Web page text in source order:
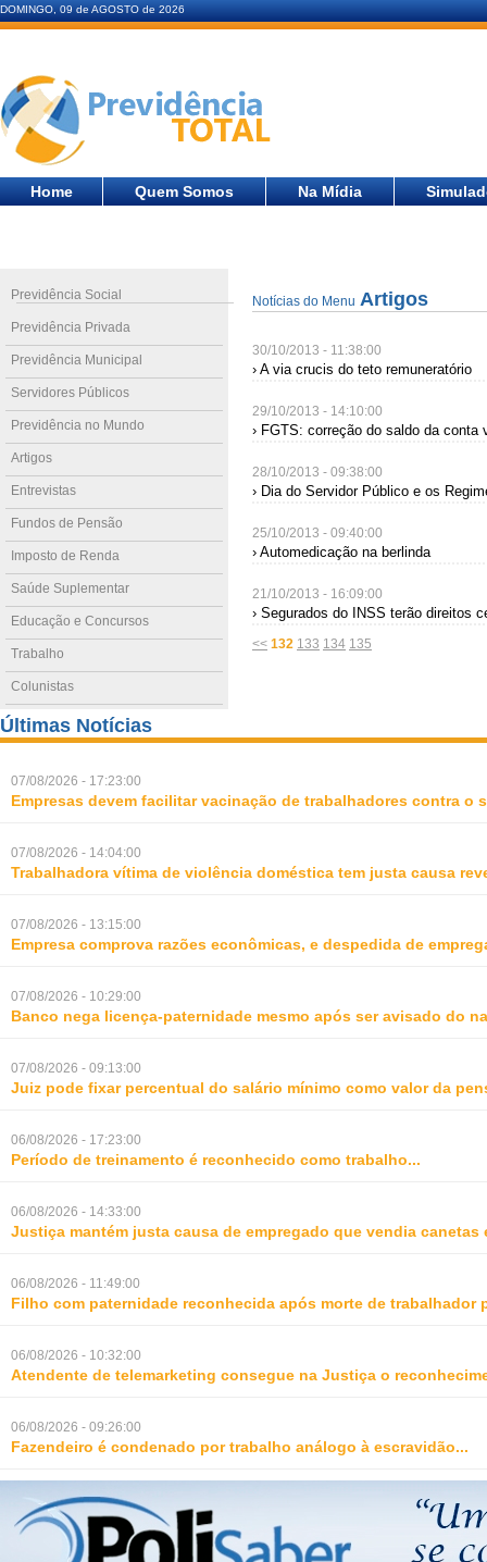
DOMINGO, 09 de AGOSTO de 2026
Home Quem Somos Na Mídia
Previdência Social
Previdência Privada
Previdência Municipal
Servidores Públicos
Previdência no Mundo
Artigos
Entrevistas
Fundos de Pensão
Imposto de Renda
Saúde Suplementar
Educação e Concursos
Trabalho
Colunistas
Notícias do Menu Artigos
30/10/2013 - 11:38:00
› A via crucis do teto remuneratório
29/10/2013 - 14:10:00
› FGTS: correção do saldo da conta
28/10/2013 - 09:38:00
› Dia do Servidor Público e os
25/10/2013 - 09:40:00
› Automedicação na berlinda
21/10/2013 - 16:09:00
› Segurados do INSS terão direitos
<< 132 133 134 135
Últimas Notícias
07/08/2026 - 17:23:00
Empresas devem facilitar vacinação de trabalhadores contra o
07/08/2026 - 14:04:00
Trabalhadora vítima de violência doméstica tem justa causa
07/08/2026 - 13:15:00
Empresa comprova razões econômicas, e despedida de
07/08/2026 - 10:29:00
Banco nega licença-paternidade mesmo após ser avisado do
07/08/2026 - 09:13:00
Juiz pode fixar percentual do salário mínimo como valor da
06/08/2026 - 17:23:00
Período de treinamento é reconhecido como trabalho...
06/08/2026 - 14:33:00
Justiça mantém justa causa de empregado que vendia canetas
06/08/2026 - 11:49:00
Filho com paternidade reconhecida após morte de trabalhador
06/08/2026 - 10:32:00
Atendente de telemarketing consegue na Justiça o
06/08/2026 - 09:26:00
Fazendeiro é condenado por trabalho análogo à escravidão...